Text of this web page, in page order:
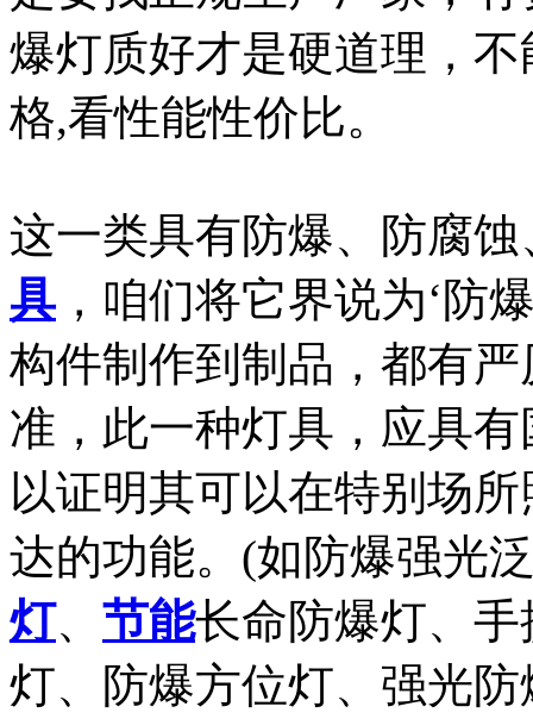
爆灯质好才是硬道理，
格,看性能性价比。
这一类具有防爆、防腐蚀
具，咱们将它界说为‘防
构件制作到制品，都有
准，此一种灯具，应具
以证明其可以在特别场
达的功能。(如防爆强光
灯、 节能长命防爆灯、
灯、防爆方位灯、强光